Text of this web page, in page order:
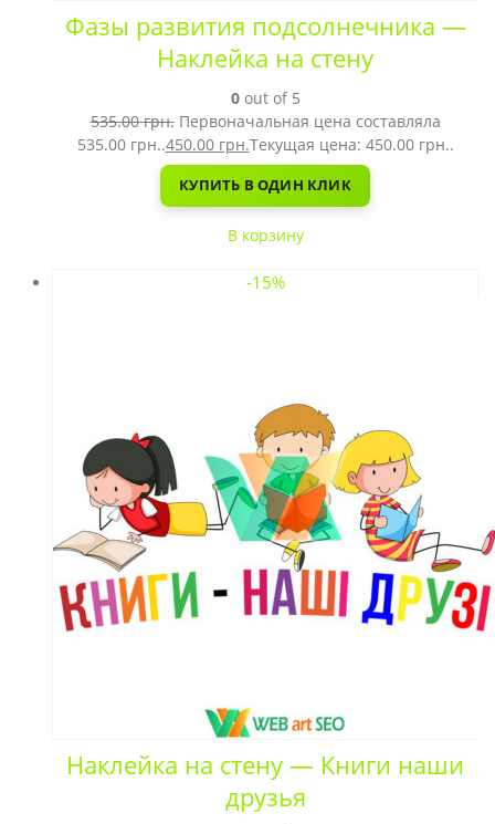
Фазы развития подсолнечника —
Наклейка на стену
0out of 5
535.00грн. Первоначальная цена составляла
535.00 грн..450.00 грн.Текущая цена: 450.00 грн..
КУПИТЬ В ОДИН КЛИК
В корзину
-15%
Наклейка на стену — Книги наши
друзья